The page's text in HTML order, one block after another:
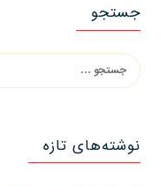
جستجو
جستجو
برای:
نوشته‌های تازه